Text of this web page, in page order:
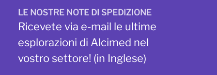
LE NOSTRE NOTE DI SPEDIZIONE
Ricevete via e-mail le ultime
esplorazioni di Alcimed nel
vostro settore! (in Inglese)